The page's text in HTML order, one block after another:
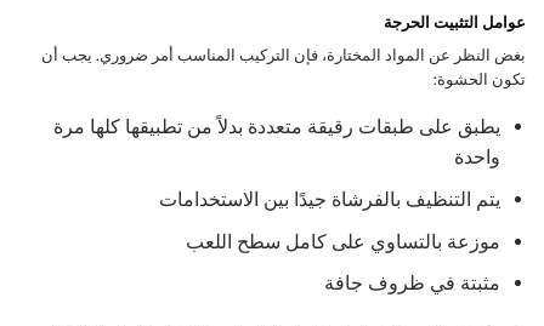
عوامل التثبيت الحرجة
بغض النظر عن المواد المختارة، فإن التركيب المناسب أمر ضروري. يجب أن
تكون الحشوة:
يطبق على طبقات رقيقة متعددة بدلاً من تطبيقها كلها مرة
واحدة
يتم التنظيف بالفرشاة جيدًا بين الاستخدامات
موزعة بالتساوي على كامل سطح اللعب
مثبتة في ظروف جافة